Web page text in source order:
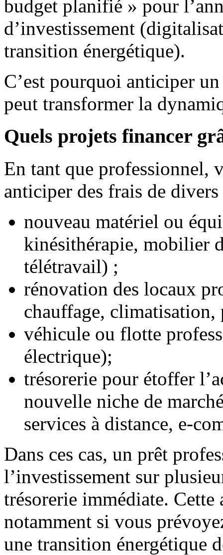
budget planifié » pour
d’investissement
transition énergétique).
C’est pourquoi anticiper
peut transformer la
Quels projets financer
En tant que professionnel,
anticiper des frais de
nouveau matériel ou
kinésithérapie, mobilier
télétravail) ;
rénovation des locaux
chauffage, climatisation,
véhicule ou flotte
électrique);
trésorerie pour étoffer
nouvelle niche de
services à distance, e-
Dans ces cas, un prêt
l’investissement sur
trésorerie immédiate.
notamment si vous
une transition énergétique